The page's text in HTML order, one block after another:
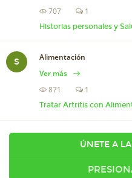
707 1
Historias personales y
S
Alimentación
Ver más
871
1
Tratar Artritis con
ÚNETE A